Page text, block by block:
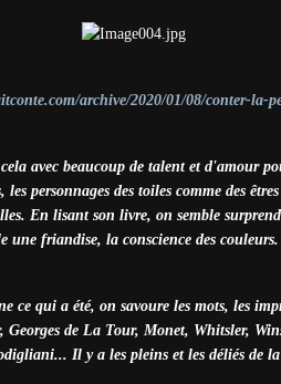
archive/2020/01/08/conter-la-
avec beaucoup de talent et d'amour
personnages des toiles comme des
En lisant son livre, on semble
une friandise, la conscience des couleurs.
ce qui a été, on savoure les mots, les
Georges de La Tour, Monet, Whitsler,
Il y a les pleins et les déliés de